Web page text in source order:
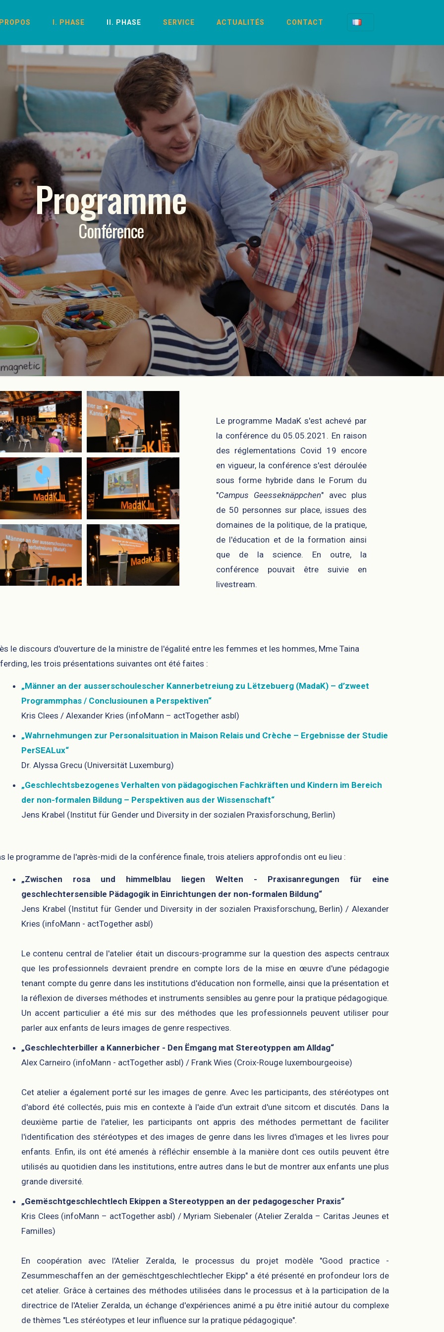
I. PHASE II. PHASE SERVICE ACTUALITÉS CONTACT
Programme
Conférence
Le programme MadaK s'est achevé par
la conférence du 05.05.2021. En raison
des réglementations Covid 19 encore
en vigueur, la conférence s'est déroulée
sous forme hybride dans le Forum du
"Campus Geesseknäppchen" avec plus
de 50 personnes sur place, issues des
domaines de la politique, de la pratique,
de l'éducation et de la formation ainsi
que de la science. En outre, la
conférence pouvait être suivie en
livestream.
le discours d'ouverture de la ministre de l'égalité entre les femmes et les hommes, Mme Taina
les trois présentations suivantes ont été faites :
„Männer an der ausserschoulescher Kannerbetreiung zu Lëtzebuerg (MadaK) – d’zweet
Programmphas / Conclusiounen a Perspektiven“
Kris Clees / Alexander Kries (infoMann – actTogether asbl)
„Wahrnehmungen zur Personalsituation in Maison Relais und Crèche – Ergebnisse der Studie
PerSEALux“
Dr. Alyssa Grecu (Universität Luxemburg)
„Geschlechtsbezogenes Verhalten von pädagogischen Fachkräften und Kindern im Bereich
der non-formalen Bildung – Perspektiven aus der Wissenschaft“
Jens Krabel (Institut für Gender und Diversity in der sozialen Praxisforschung, Berlin)
le programme de l'après-midi de la conférence finale, trois ateliers approfondis ont eu lieu :
„Zwischen rosa und himmelblau liegen Welten - Praxisanregungen für eine
geschlechtersensible Pädagogik in Einrichtungen der non-formalen Bildung“
Jens Krabel (Institut für Gender und Diversity in der sozialen Praxisforschung, Berlin) / Alexander
Kries (infoMann - actTogether asbl)
Le contenu central de l'atelier était un discours-programme sur la question des aspects centraux
que les professionnels devraient prendre en compte lors de la mise en œuvre d'une pédagogie
tenant compte du genre dans les institutions d'éducation non formelle, ainsi que la présentation et
la réflexion de diverses méthodes et instruments sensibles au genre pour la pratique pédagogique.
Un accent particulier a été mis sur des méthodes que les professionnels peuvent utiliser pour
parler aux enfants de leurs images de genre respectives.
„Geschlechterbiller a Kannerbicher - Den Ëmgang mat Stereotyppen am Alldag“
Alex Carneiro (infoMann - actTogether asbl) / Frank Wies (Croix-Rouge luxembourgeoise)
Cet atelier a également porté sur les images de genre. Avec les participants, des stéréotypes ont
d'abord été collectés, puis mis en contexte à l'aide d'un extrait d'une sitcom et discutés. Dans la
deuxième partie de l'atelier, les participants ont appris des méthodes permettant de faciliter
l'identification des stéréotypes et des images de genre dans les livres d'images et les livres pour
enfants. Enfin, ils ont été amenés à réfléchir ensemble à la manière dont ces outils peuvent être
utilisés au quotidien dans les institutions, entre autres dans le but de montrer aux enfants une plus
grande diversité.
„Gemëschtgeschlechtlech Ekippen a Stereotyppen an der pedagogescher Praxis“
Kris Clees (infoMann – actTogether asbl) / Myriam Siebenaler (Atelier Zeralda – Caritas Jeunes et
Familles)
En coopération avec l'Atelier Zeralda, le processus du projet modèle "Good practice -
Zesummeschaffen an der gemëschtgeschlechtlecher Ekipp" a été présenté en profondeur lors de
cet atelier. Grâce à certaines des méthodes utilisées dans le processus et à la participation de la
directrice de l'Atelier Zeralda, un échange d'expériences animé a pu être initié autour du complexe
de thèmes "Les stéréotypes et leur influence sur la pratique pédagogique".